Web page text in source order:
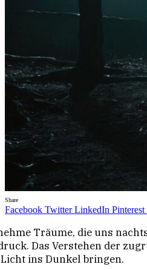
Share
Facebook Twitter LinkedIn Pinterest
Träume, die uns
Das Verstehen der
ins Dunkel bringen.